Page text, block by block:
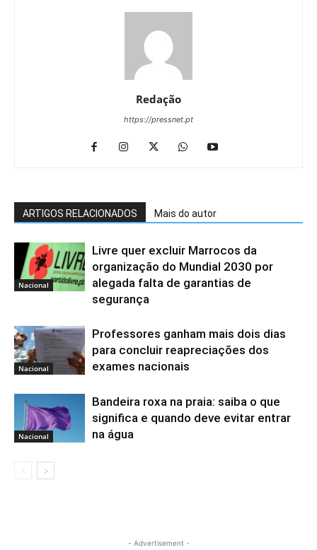
Redação
https://pressnet.pt
ARTIGOS RELACIONADOS Mais do autor
Nacional
Livre quer excluir Marrocos da
organização do Mundial 2030 por
alegada falta de garantias de
segurança
Nacional
Professores ganham mais dois dias
para concluir reapreciações dos
exames nacionais
Nacional
Bandeira roxa na praia: saiba o que
significa e quando deve evitar entrar
na água
- Advertisement -